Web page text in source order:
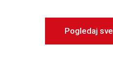
Pogledaj sve